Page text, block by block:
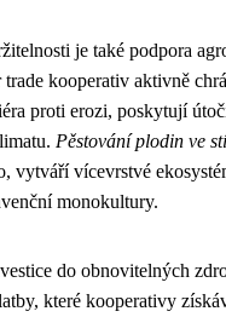
je také podpora
kooperativ aktivně
proti erozi, poskytují
Pěstování plodin ve
vytváří vícevrstvé
monokultury.
do obnovitelných
které kooperativy